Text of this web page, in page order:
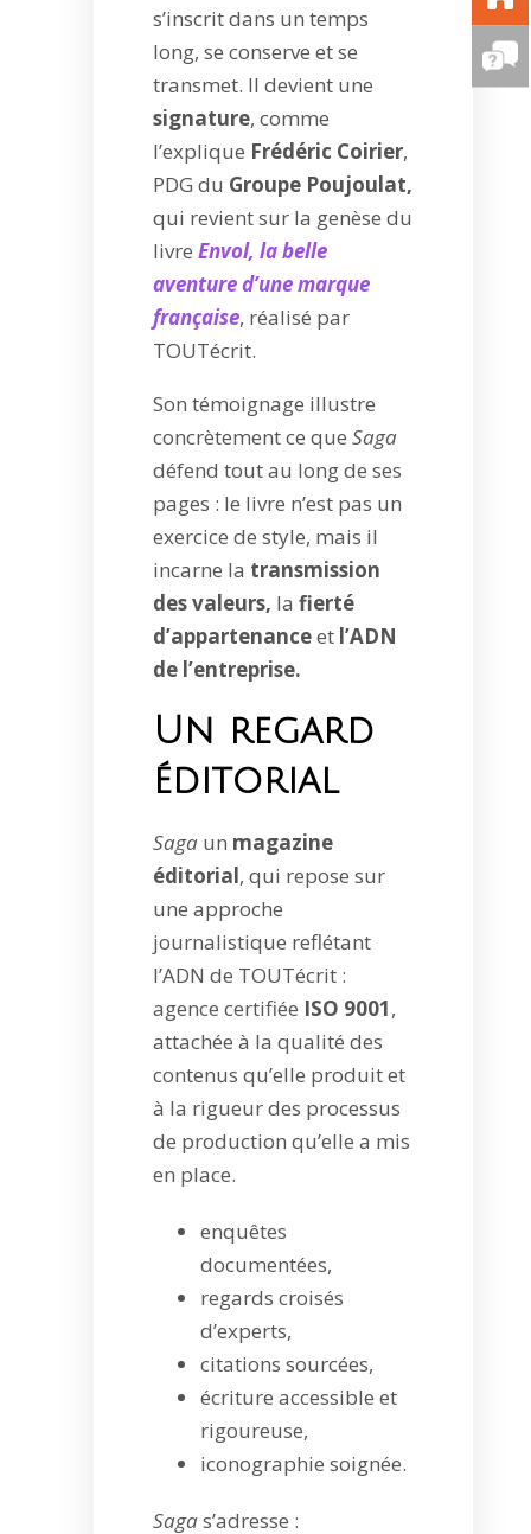
s’inscrit dans un temps
long, se conserve et se
transmet. Il devient une
signature, comme
l’explique Frédéric Coirier,
PDG du Groupe Poujoulat,
qui revient sur la genèse du
livre Envol, la belle
aventure d’une marque
française, réalisé par
TOUTécrit.
Son témoignage illustre
concrètement ce que Saga
défend tout au long de ses
pages : le livre n’est pas un
exercice de style, mais il
incarne la transmission
des valeurs, la fierté
d’appartenanceet l’ADN
de l’entreprise.
Un regard
éditorial
Saga un magazine
éditorial, qui repose sur
une approche
journalistique reflétant
l’ADN de TOUTécrit :
agence certifiée ISO 9001,
attachée à la qualité des
contenus qu’elle produit et
à la rigueur des processus
de production qu’elle a mis
en place.
enquêtes
documentées,
regards croisés
d’experts,
citations sourcées,
écriture accessible et
rigoureuse,
iconographie soignée.
Sagas’adresse :